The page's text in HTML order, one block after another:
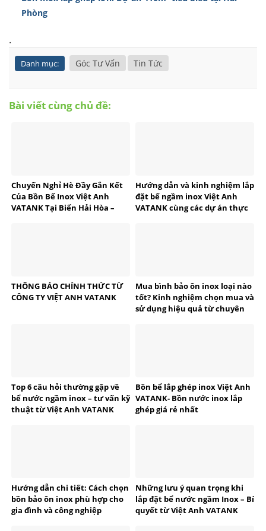
Phòng
.
Danh mục: Góc Tư Vấn Tin Tức
Bài viết cùng chủ đề:
Chuyến Nghỉ Hè Đầy Gắn Kết
Của Bồn Bể Inox Việt Anh
VATANK Tại Biển Hải Hòa –
Hướng dẫn và kinh nghiệm lắp
đặt bể ngầm inox Việt Anh
VATANK cùng các dự án thực
THÔNG BÁO CHÍNH THỨC TỪ
CÔNG TY VIỆT ANH VATANK
Mua bình bảo ôn inox loại nào
tốt? Kinh nghiệm chọn mua và
sử dụng hiệu quả từ chuyên
Top 6 câu hỏi thường gặp về
bể nước ngầm inox – tư vấn kỹ
thuật từ Việt Anh VATANK
Bồn bể lắp ghép inox Việt Anh
VATANK- Bồn nước inox lắp
ghép giá rẻ nhất
Hướng dẫn chi tiết: Cách chọn
bồn bảo ôn inox phù hợp cho
gia đình và công nghiệp
Những lưu ý quan trọng khi
lắp đặt bể nước ngầm Inox – Bí
quyết từ Việt Anh VATANK